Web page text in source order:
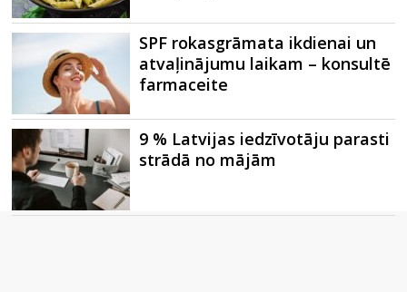
SPF rokasgrāmata ikdienai un
atvaļinājumu laikam – konsultē
farmaceite
9 % Latvijas iedzīvotāju parasti
strādā no mājām